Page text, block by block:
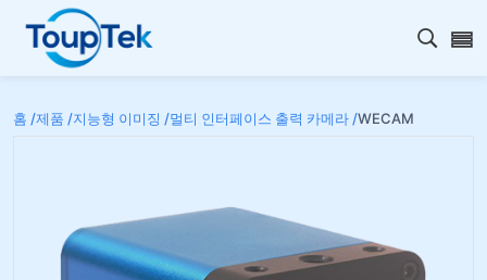
검색
홈 /제품 /지능형 이미징 /멀티 인터페이스 출력 카메라 /WECAM